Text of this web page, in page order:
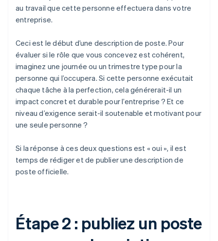
au travail que cette personne effectuera dans votre
entreprise.
Ceci est le début d’une description de poste. Pour
évaluer si le rôle que vous concevez est cohérent,
imaginez une journée ou un trimestre type pour la
personne qui l’occupera. Si cette personne exécutait
chaque tâche à la perfection, cela générerait-il un
impact concret et durable pour l’entreprise ? Et ce
niveau d’exigence serait-il soutenable et motivant pour
une seule personne ?
Si la réponse à ces deux questions est « oui », il est
temps de rédiger et de publier une description de
poste officielle.
Étape 2 : publiez un poste